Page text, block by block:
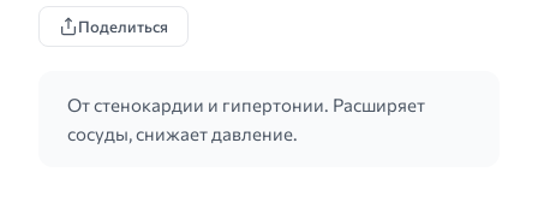
Поделиться
От стенокардии и гипертонии. Расширяет
сосуды, снижает давление.